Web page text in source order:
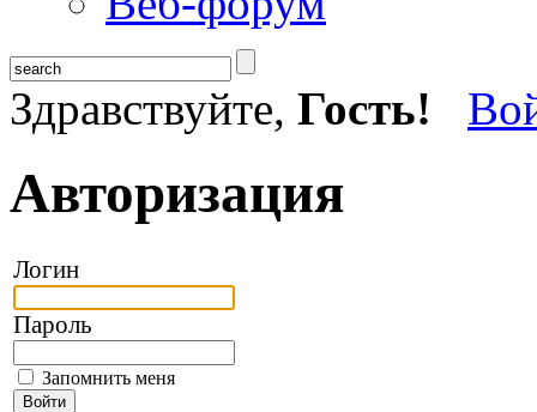
Здравствуйте, Гость!
Авторизация
Логин
Пароль
Запомнить меня